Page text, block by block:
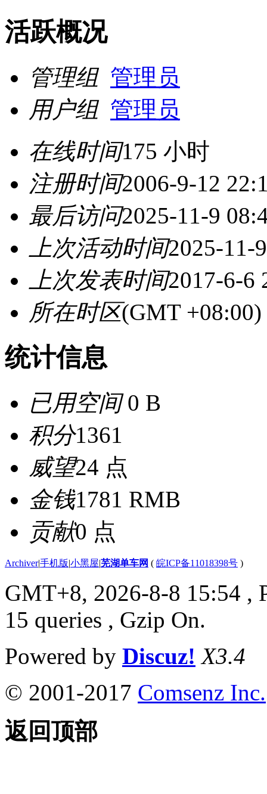
活跃概况
管理组 管理员
用户组 管理员
在线时间175 小时
注册时间2006-9-12
最后访问2025-11-9
上次活动时间2025-11-
上次发表时间2017-6-6
所在时区(GMT
统计信息
已用空间0 B
积分1361
威望24 点
金钱1781 RMB
贡献0 点
Archiver|手机版|小黑屋|芜湖单车网 ( 皖ICP备11018398号 )
GMT+8, 2026-8-8 15:54 ,
15 queries , Gzip On.
Powered by Discuz! X3.4
© 2001-2017 Comsenz Inc.
返回顶部